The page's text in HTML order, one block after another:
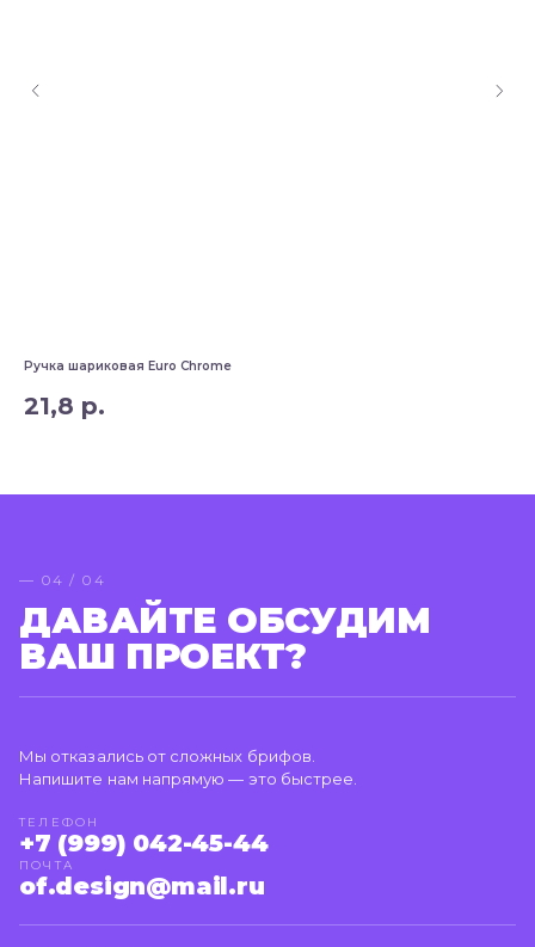
Ручка шариковая Euro Chrome
21,8 р.
— 04 / 04
ДАВАЙТЕ ОБСУДИМ
ВАШ ПРОЕКТ?
Мы отказались от сложных брифов.
Напишите нам напрямую — это быстрее.
ТЕЛЕФОН
+7 (999) 042-45-44
ПОЧТА
of.design@mail.ru